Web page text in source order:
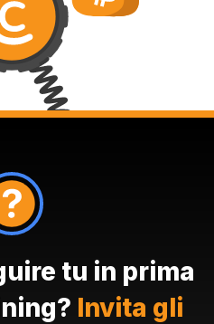
tu in prima
Invita gli